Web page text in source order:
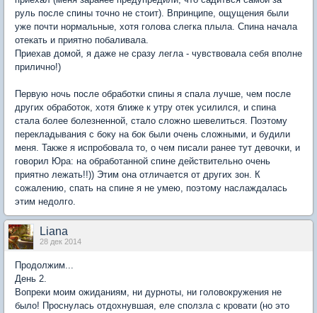
руль после спины точно не стоит). Впринципе, ощущения были
уже почти нормальные, хотя голова слегка плыла. Спина начала
отекать и приятно побаливала.
Приехав домой, я даже не сразу легла - чувствовала себя вполне
прилично!)
Первую ночь после обработки спины я спала лучше, чем после
других обработок, хотя ближе к утру отек усилился, и спина
стала более болезненной, стало сложно шевелиться. Поэтому
перекладывания с боку на бок были очень сложными, и будили
меня. Также я испробовала то, о чем писали ранее тут девочки, и
говорил Юра: на обработанной спине действительно очень
приятно лежать!!)) Этим она отличается от других зон. К
сожалению, спать на спине я не умею, поэтому наслаждалась
этим недолго.
Liana
28 дек 2014
Продолжим...
День 2.
Вопреки моим ожиданиям, ни дурноты, ни головокружения не
было! Проснулась отдохнувшая, еле сползла с кровати (но это